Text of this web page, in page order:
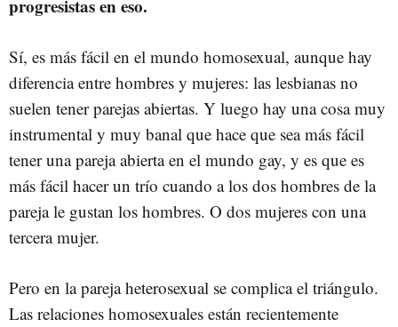
progresistas en eso.
Sí, es más fácil en el mundo homosexual, aunque hay
diferencia entre hombres y mujeres: las lesbianas no
suelen tener parejas abiertas. Y luego hay una cosa muy
instrumental y muy banal que hace que sea más fácil
tener una pareja abierta en el mundo gay, y es que es
más fácil hacer un trío cuando a los dos hombres de la
pareja le gustan los hombres. O dos mujeres con una
tercera mujer.
Pero en la pareja heterosexual se complica el triángulo.
Las relaciones homosexuales están recientemente